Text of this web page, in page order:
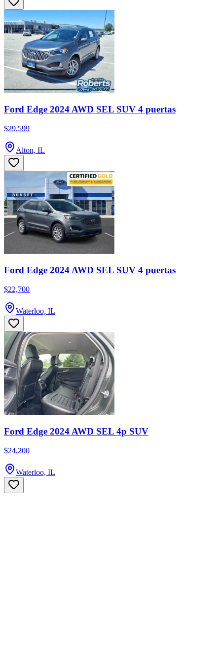
Ford Edge 2024 AWD SEL SUV 4 puertas
$29,599
Alton, IL
Ford Edge 2024 AWD SEL SUV 4 puertas
$22,700
Waterloo, IL
Ford Edge 2024 AWD SEL 4p SUV
$24,200
Waterloo, IL